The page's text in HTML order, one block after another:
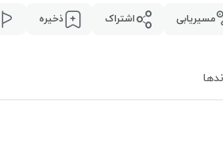
مسیریابی اشتراک ذخیره